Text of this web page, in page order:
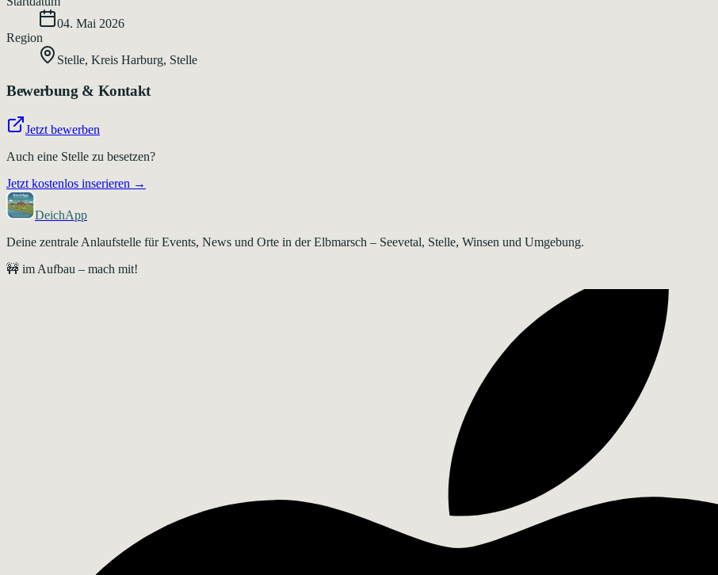
04. Mai 2026
Region
Stelle, Kreis Harburg, Stelle
Bewerbung & Kontakt
Jetzt bewerben
Auch eine Stelle zu besetzen?
Jetzt kostenlos inserieren →
DeichApp
Deine zentrale Anlaufstelle für Events, News und Orte in der Elbmarsch – Seevetal, Stelle, Winsen und Umgebung.
🚧 im Aufbau – mach mit!